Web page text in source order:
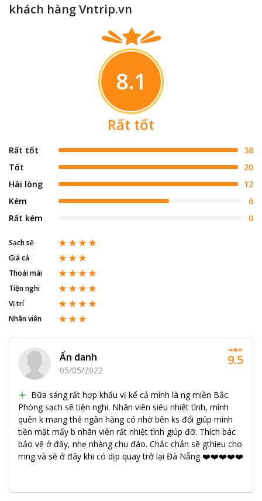
khách hàng Vntrip.vn
8.1
Rất tốt
Rất tốt
38
Tốt
20
Hài lòng
12
Kém
6
Rất kém
0
Sạch sẽ
Giá cả
Thoải mái
Tiện nghi
Vị trí
Nhân viên
Ẩn danh
05/05/2022
Bữa sáng rất hợp khẩu vị kể cả mình là ng miền Bắc.
Phòng sạch sẽ tiện nghi. Nhân viên siêu nhiệt tình, mình
quên k mang thẻ ngân hàng có nhờ bên ks đổi giúp mình
tiền mặt mấy b nhân viên rất nhiệt tình giúp đỡ. Thích bác
bảo vệ ở đấy, nhẹ nhàng chu đáo. Chắc chắn sẽ gthieu cho
mng và sẽ ở đây khi có dịp quay trở lại Đà Nẵng ❤️❤️❤️❤️❤️
9.5